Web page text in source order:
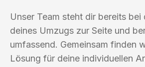
Unser Team steht dir bereits bei
deines Umzugs zur Seite und
umfassend. Gemeinsam finden
Lösung für deine individuellen